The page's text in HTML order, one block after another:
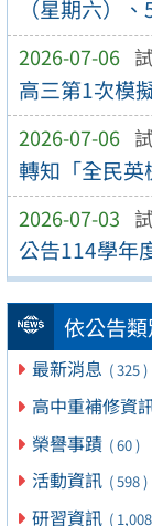
（星期六）
2026-07-06
高三第1次模
2026-07-06
轉知「全民
2026-07-03
公告114學年
依公告
最新消息 ( 325 )
高中重補修資
榮譽事蹟 ( 60 )
活動資訊 ( 598 )
研習資訊 (